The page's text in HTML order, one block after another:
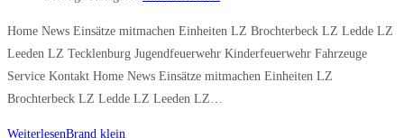
Home News Einsätze mitmachen Einheiten LZ Brochterbeck LZ Ledde LZ
Leeden LZ Tecklenburg Jugendfeuerwehr Kinderfeuerwehr Fahrzeuge
Service Kontakt Home News Einsätze mitmachen Einheiten LZ
Brochterbeck LZ Ledde LZ Leeden LZ…
WeiterlesenBrand klein